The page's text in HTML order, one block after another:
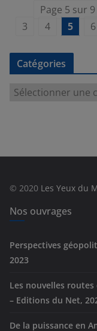
Page 5 sur 9
3
4 5 6
Catégories
e
s
© 2020 Les Yeux du
Nos ouvrages
Perspectives
2023
Les nouvelles
– Editions du Net,
De la puissance en